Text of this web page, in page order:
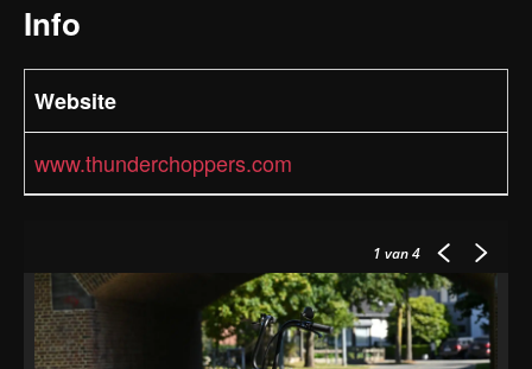
Info
Website
www.thunderchoppers.com
1 van 4